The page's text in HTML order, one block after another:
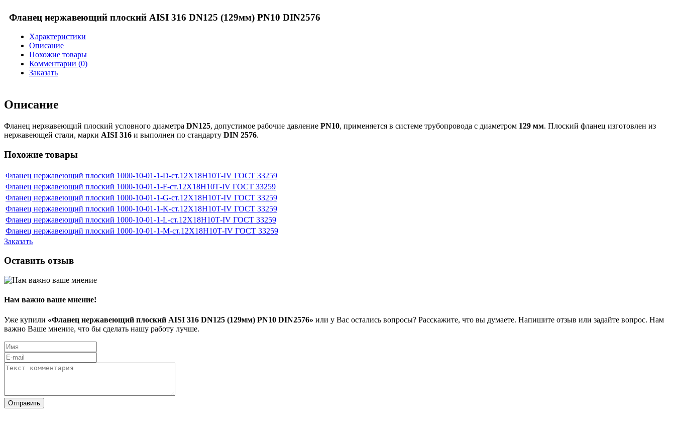
Фланец нержавеющий плоский AISI 316 DN125 (129мм) PN10 DIN2576
Характеристики
Описание
Похожие товары
Комментарии (0)
Заказать
Описание
Фланец нержавеющий плоский условного диаметра DN125, допустимое рабочие давление PN10, применяется в системе трубопровода с диаметром 129 мм. Плоский фланец изготовлен из
нержавеющей стали, марки AISI 316 и выполнен по стандарту DIN 2576.
Похожие товары
Фланец нержавеющий плоский 1000-10-01-1-D-ст.12Х18Н10Т-IV ГОСТ 33259
Фланец нержавеющий плоский 1000-10-01-1-F-ст.12Х18Н10Т-IV ГОСТ 33259
Фланец нержавеющий плоский 1000-10-01-1-G-ст.12Х18Н10Т-IV ГОСТ 33259
Фланец нержавеющий плоский 1000-10-01-1-K-ст.12Х18Н10Т-IV ГОСТ 33259
Фланец нержавеющий плоский 1000-10-01-1-L-ст.12Х18Н10Т-IV ГОСТ 33259
Фланец нержавеющий плоский 1000-10-01-1-M-ст.12Х18Н10Т-IV ГОСТ 33259
Заказать
Оставить отзыв
Нам важно ваше мнение!
Уже купили «Фланец нержавеющий плоский AISI 316 DN125 (129мм) PN10 DIN2576» или у Вас остались вопросы? Расскажите, что вы думаете. Напишите отзыв или задайте вопрос. Нам
важно Ваше мнение, что бы сделать нашу работу лучше.